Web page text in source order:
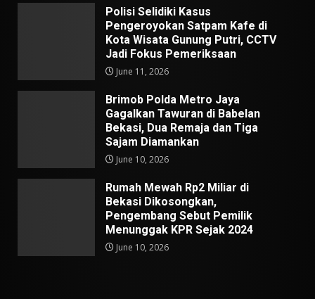
Polisi Selidiki Kasus
Pengeroyokan Satpam Kafe di
Kota Wisata Gunung Putri, CCTV
Jadi Fokus Pemeriksaan
June 11, 2026
Brimob Polda Metro Jaya
Gagalkan Tawuran di Babelan
Bekasi, Dua Remaja dan Tiga
Sajam Diamankan
June 10, 2026
Rumah Mewah Rp2 Miliar di
Bekasi Dikosongkan,
Pengembang Sebut Pemilik
Menunggak KPR Sejak 2024
June 10, 2026